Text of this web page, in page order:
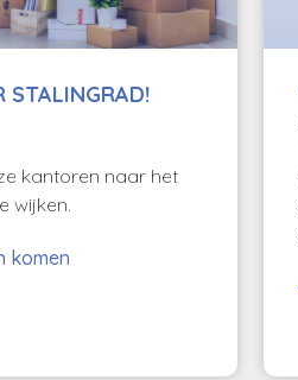
STALINGRAD!
kantoren naar het
wijken.
komen